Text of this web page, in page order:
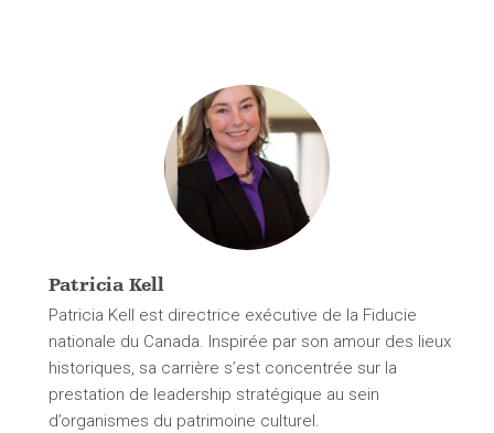
Patricia Kell
Patricia Kell est directrice exécutive de la Fiducie
nationale du Canada. Inspirée par son amour des lieux
historiques, sa carrière s’est concentrée sur la
prestation de leadership stratégique au sein
d’organismes du patrimoine culturel.